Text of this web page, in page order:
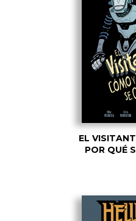
EL
POR QUÉ